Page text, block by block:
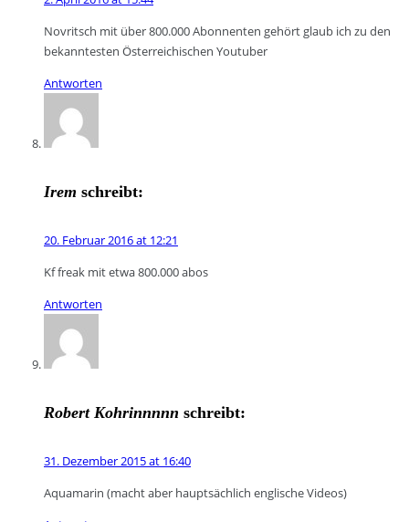
Novritsch mit über 800.000 Abonnenten gehört glaub ich zu den
bekanntesten Österreichischen Youtuber
Antworten
Irem schreibt:
20. Februar 2016 at 12:21
Kf freak mit etwa 800.000 abos
Antworten
Robert Kohrinnnnn schreibt:
31. Dezember 2015 at 16:40
Aquamarin (macht aber hauptsächlich englische Videos)